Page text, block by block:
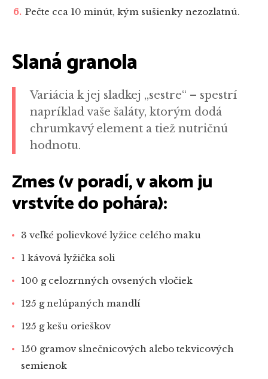
Pečte cca 10 minút, kým sušienky nezozlatnú.
Slaná granola
Variácia k jej sladkej „sestre“ – spestrí
napríklad vaše šaláty, ktorým dodá
chrumkavý element a tiež nutričnú
hodnotu.
Zmes (v poradí, v akom ju
vrstvíte do pohára):
3 veľké polievkové lyžice celého maku
1 kávová lyžička soli
100 g celozrnných ovsených vločiek
125 g nelúpaných mandlí
125 g kešu orieškov
150 gramov slnečnicových alebo tekvicových
semienok